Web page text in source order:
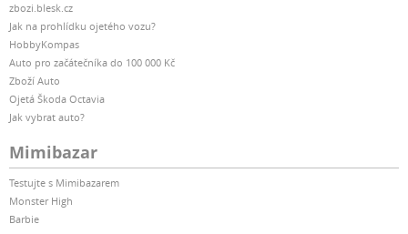
zbozi.blesk.cz
Jak na prohlídku ojetého vozu?
HobbyKompas
Auto pro začátečníka do 100 000 Kč
Zboží Auto
Ojetá Škoda Octavia
Jak vybrat auto?
Mimibazar
Testujte s Mimibazarem
Monster High
Barbie